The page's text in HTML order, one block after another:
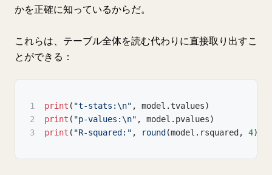
かを正確に知っているからだ。
これらは、テーブル全体を読む代わりに直接取り出すこ
とができる：
1 print ( "t-stats:\n" , model .tvalues)
2
print ( "p-values:\n" , model . pvalues)
3
print ( "R-squared:" , round (model . rsquared , 4)